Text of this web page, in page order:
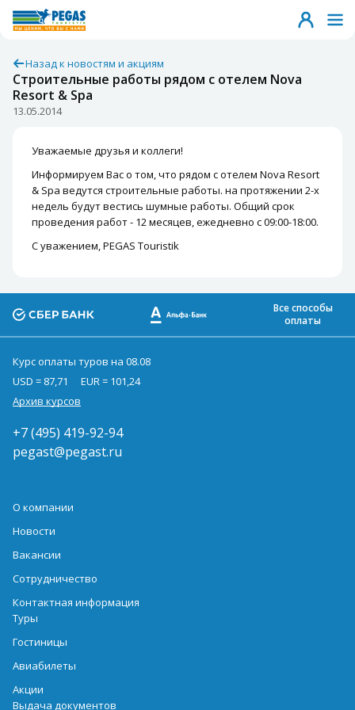
Назад к новостям и акциям
Строительные работы рядом с отелем Nova
Resort & Spa
13.05.2014
Уважаемые друзья и коллеги!
Информируем Вас о том, что рядом с отелем Nova Resort
& Spa ведутся строительные работы. на протяжении 2-х
недель будут вестись шумные работы. Общий срок
проведения работ - 12 месяцев, ежедневно с 09:00-18:00.
С уважением, PEGAS Touristik
Все способы
оплаты
Курс оплаты туров на 08.08
USD = 87,71
EUR = 101,24
Архив курсов
+7 (495) 419-92-94
pegast@pegast.ru
О компании
Новости
Вакансии
Сотрудничество
Контактная информация
Туры
Гостиницы
Авиабилеты
Акции
Выдача документов